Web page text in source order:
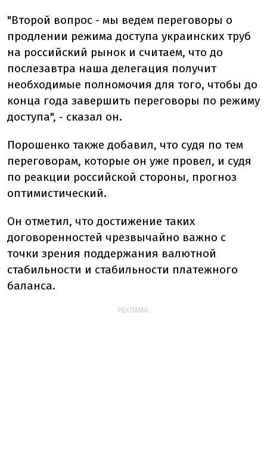
"Второй вопрос - мы ведем переговоры о
продлении режима доступа украинских труб
на российский рынок и считаем, что до
послезавтра наша делегация получит
необходимые полномочия для того, чтобы до
конца года завершить переговоры по режиму
доступа", - сказал он.
Порошенко также добавил, что судя по тем
переговорам, которые он уже провел, и судя
по реакции российской стороны, прогноз
оптимистический.
Он отметил, что достижение таких
договоренностей чрезвычайно важно с
точки зрения поддержания валютной
стабильности и стабильности платежного
баланса.
РЕКЛАМА: